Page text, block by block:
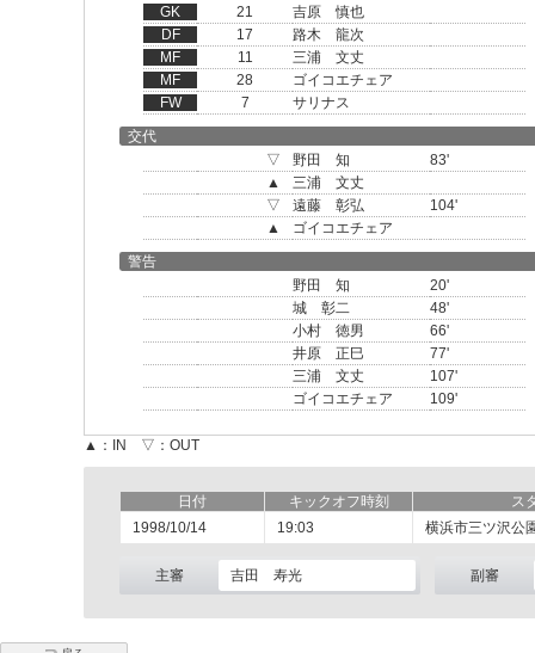
GK
21
吉原 慎也
DF
17
路木 龍次
MF
11
三浦 文丈
MF
28
ゴイコエチェア
FW
7
サリナス
交代
▽
野田 知
83'
▲
三浦 文丈
▽
遠藤 彰弘
104'
▲
ゴイコエチェア
警告
野田 知
20'
城 彰二
48'
小村 徳男
66'
井原 正巳
77'
三浦 文丈
107'
ゴイコエチェア
109'
▲：IN ▽：OUT
日付 キックオフ時刻
ス
1998/10/14
19:03 横浜市三ツ沢公
主審 吉田 寿光 副審